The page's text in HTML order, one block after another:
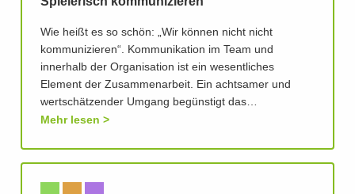
Wie heißt es so schön: „Wir können nicht nicht
kommunizieren“. Kommunikation im Team und
innerhalb der Organisation ist ein wesentliches
Element der Zusammenarbeit. Ein achtsamer und
wertschätzender Umgang begünstigt das…
Mehr lesen